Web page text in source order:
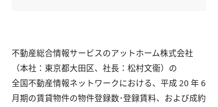
不動産総合情報サービスのアットホーム株式会社
（本社：東京都大田区、社長：松村文衞）の
全国不動産情報ネットワークにおける、平成 20 年 6
月期の賃貸物件の物件登録数･登録賃料、および成約